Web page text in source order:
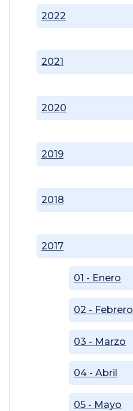
2017
01 - Enero
02 - Febrero
03 - Marzo
04 - Abril
05 - Mayo
2018
2019
2020
2021
2022